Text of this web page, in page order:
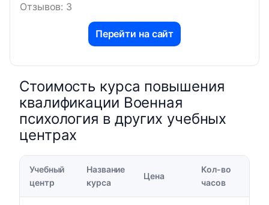
Отзывов: 3
Перейти на сайт
Стоимость курса повышения
квалификации Военная
психология в других учебных
центрах
Учебный
центр
Название
курса
Цена
Кол-во
часов